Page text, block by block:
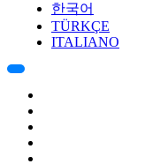
한국어
TÜRKÇE
ITALIANO